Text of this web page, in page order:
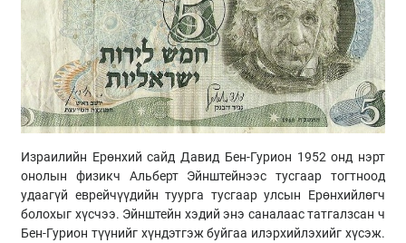
Израилийн Ерөнхий сайд Давид Бен-Гурион 1952 онд нэрт
онолын физикч Альберт Эйнштейнээс тусгаар тогтноод
удаагүй еврейчүүдийн туурга тусгаар улсын Ерөнхийлөгч
болохыг хүсчээ. Эйнштейн хэдий энэ саналаас татгалзсан ч
Бен-Гурион түүнийг хүндэтгэж буйгаа илэрхийлэхийг хүсэж.